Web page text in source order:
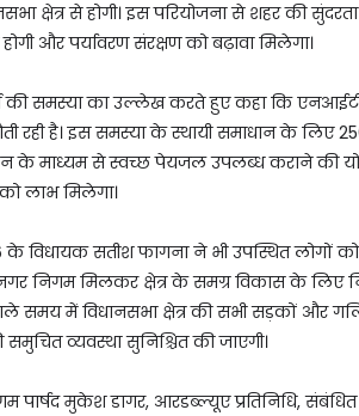
क्षेत्र से होगी। इस परियोजना से शहर की
और पर्यावरण संरक्षण को बढ़ावा मिलेगा।
की समस्या का उल्लेख करते हुए कहा कि
रही है। इस समस्या के स्थायी समाधान के लिए
के माध्यम से स्वच्छ पेयजल उपलब्ध कराने की
लाभ मिलेगा।
विधायक सतीश फागना ने भी उपस्थित लोगों
निगम मिलकर क्षेत्र के समग्र विकास के लिए
समय में विधानसभा क्षेत्र की सभी सड़कों और
व्यवस्था सुनिश्चित की जाएगी।
पार्षद मुकेश डागर, आरडब्ल्यूए प्रतिनिधि,